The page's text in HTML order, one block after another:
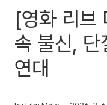
[영화 리브
속 불신, 단
연대